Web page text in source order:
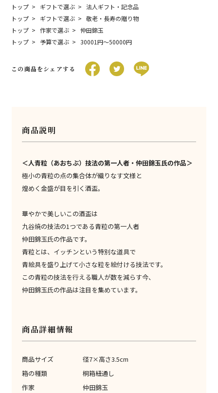
トップ
ギフトで選ぶ
法人ギフト・記念品
トップ
ギフトで選ぶ
敬老・長寿の贈り物
トップ
作家で選ぶ
仲田錦玉
トップ
予算で選ぶ 30001円〜50000円
この商品をシェアする
商品説明
＜人青粒（あおちぶ）技法の第一人者・仲田錦玉氏の作品＞
極小の青粒の点の集合体が織りなす文様と
煌めく金盛が目を引く酒盃。
華やかで美しいこの酒盃は
九谷焼の技法の1つである青粒の第一人者
仲田錦玉氏の作品です。
青粒とは、イッチンという特別な道具で
青絵具を盛り上げて小さな粒を絵付ける技法です。
この青粒の技法を行える職人が数を減らす今、
仲田錦玉氏の作品は注目を集めています。
商品詳細情報
商品サイズ
径7×高さ3.5cm
箱の種類
桐箱紐通し
作家
仲田錦玉